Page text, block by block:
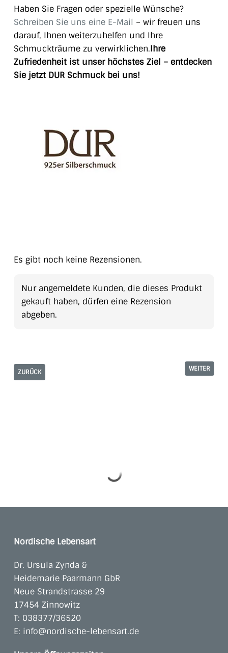
Haben Sie Fragen oder spezielle Wünsche?
Schreiben Sie uns eine E-Mail – wir freuen uns
darauf, Ihnen weiterzuhelfen und Ihre
Schmuckträume zu verwirklichen.Ihre
Zufriedenheit ist unser höchstes Ziel – entdecken
Sie jetzt DUR Schmuck bei uns!
Es gibt noch keine Rezensionen.
Nur angemeldete Kunden, die dieses Produkt
gekauft haben, dürfen eine Rezension
abgeben.
ZURÜCK WEITER
Nordische Lebensart
Dr. Ursula Zynda &
Heidemarie Paarmann GbR
Neue Strandstrasse 29
17454 Zinnowitz
T: 038377/36520
E: info@nordische-lebensart.de